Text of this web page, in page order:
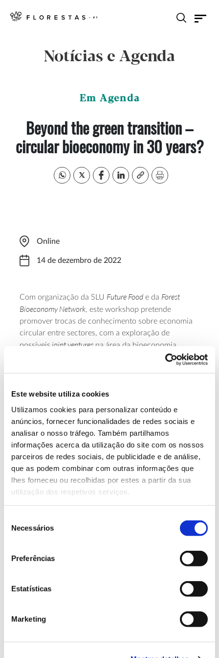
Este website utiliza cookies
Utilizamos cookies para personalizar conteúdo e
anúncios, fornecer funcionalidades de redes sociais e
analisar o nosso tráfego. Também partilhamos
informações acerca da utilização do site com os nossos
parceiros de redes sociais, de publicidade e de análise,
que as podem combinar com outras informações que
lhes forneceu ou recolhidas por estes a partir da sua
utilização dos respetivos serviços.
Necessários
Preferências
Estatísticas
Marketing
Notícias e Agenda
Em Agenda
Beyond the green transition –
circular bioeconomy in 30 years?
Online
14 de dezembro de 2022
Com organização da SLU Future Food e da Forest
Bioeconomy Network, este workshop pretende
promover trocas de conhecimento sobre economia
circular entre sectores, com a exploração de
possíveis joint ventures na área da bioeconomia.
Neste evento, que decorrerá entre as 13h00 e as
15h15 (hora de Lisboa), falar-se-á sobre as florestas
e de que forma a pesquisa pode ajudar os decisores
sobre o tema, há lugar para discussão.
Saiba mais sobre este workshop
13.07.2026
Genoma do priolo e de outras espécies em risco:
conhecer para conservar
02.07.2026
Registar galhas de Trichi em acácia-das-espigas:
cidadãos chamados a ajudar
25.06.2026